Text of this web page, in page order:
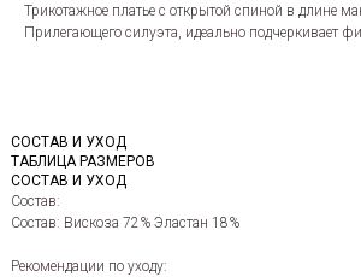
Трикотажное платье с открытой спиной в длине
Прилегающего силуэта, идеально подчеркивает
СОСТАВ И УХОД
ТАБЛИЦА РАЗМЕРОВ
СОСТАВ И УХОД
Состав:
Состав: Вискоза 72% Эластан 18%
Рекомендации по уходу: